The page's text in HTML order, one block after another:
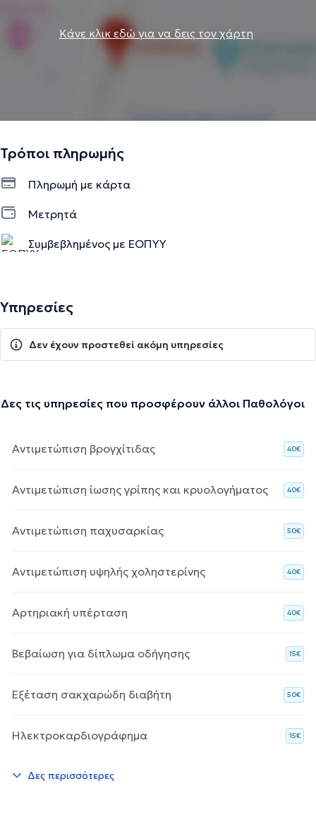
Κάνε κλικ εδώ για να δεις τον χάρτη
Τρόποι πληρωμής
Πληρωμή με κάρτα
Μετρητά
Συμβεβλημένος με ΕΟΠΥΥ
Υπηρεσίες
Δεν έχουν προστεθεί ακόμη υπηρεσίες
Δες τις υπηρεσίες που προσφέρουν άλλοι Παθολόγοι
Αντιμετώπιση βρογχίτιδας 40€
Αντιμετώπιση ίωσης γρίπης και κρυολογήματος 40€
Αντιμετώπιση παχυσαρκίας 50€
Αντιμετώπιση υψηλής χοληστερίνης 40€
Αρτηριακή υπέρταση 40€
Βεβαίωση για δίπλωμα οδήγησης 15€
Εξέταση σακχαρώδη διαβήτη 50€
Ηλεκτροκαρδιογράφημα 15€
Δες περισσότερες